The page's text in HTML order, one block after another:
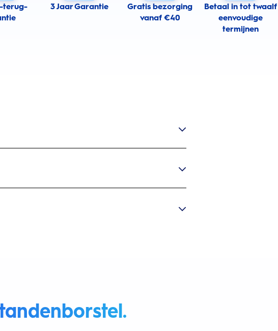
terug-
3 Jaar Garantie
Gratis bezorging
vanaf €40
Betaal in tot twaalf
eenvoudige
termijnen